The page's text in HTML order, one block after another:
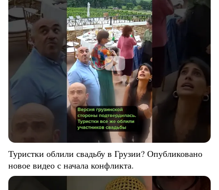
Туристки облили свадьбу в Грузии? Опубликовано
новое видео с начала конфликта.